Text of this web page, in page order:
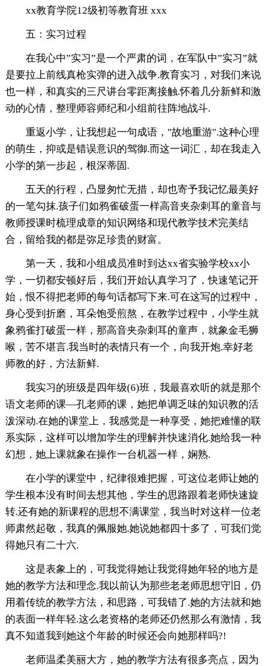
xx教育学院12级初等教育班 xxx
五：实习过程
在我心中”实习”是一个严肃的词，在军队中”实习”就
是要拉上前线真枪实弹的进入战争.教育实习，对我们来说
也一样，和真实的三尺讲台零距离接触.怀着几分新鲜和激
动的心情，整理师容师纪和小组前往阵地战斗.
重返小学，让我想起一句成语，"故地重游".这种心理
的萌生，抑或是错误意识的驾御.而这一词汇，却在我走入
小学的第一步起，根深蒂固.
五天的行程，凸显匆忙无措，却也寄予我记忆最美好
的一笔勾抹.孩子们如鸦雀破蛋一样高音夹杂刺耳的童音与
教师授课时梳理成章的知识网络和现代教学技术完美结
合，留给我的都是弥足珍贵的财富。
第一天，我和小组成员准时到达xx省实验学校xx小
学，一切都安顿好后，我们开始认真学习了，快速笔记开
始，恨不得把老师的每句话都写下来.可在这写的过程中，
身心受到折磨，耳朵饱受煎熬，在教学过程中，小学生就
象鸦雀打破蛋一样，那高音夹杂刺耳的童声，就象金毛狮
喉，苦不堪言.我当时的表情只有一个，向我开炮.幸好老
师教的好，方法新鲜.
我实习的班级是四年级(6)班，我最喜欢听的就是那个
语文老师的课—孔老师的课，她把单调乏味的知识教的活
泼深动.在她的课堂上，我感觉是一种享受，她把难懂的联
系实际，这样可以增加学生的理解并快速消化.她给我一种
幻想，她上课就象在操作一台机器一样，娴熟.
在小学的课堂中，纪律很难把握，可这位老师让她的
学生根本没有时间去想其他，学生的思路跟着老师快速旋
转.还有她的新课程的思想不满课堂，我当时对这样一位老
师肃然起敬，我真的佩服她.她说她都四十多了，可我们觉
得她只有二十六.
这是表象上的，可我觉得她让我觉得她年轻的地方是
她的教学方法和理念.我以前认为那些老老师思想守旧，仍
用着传统的教学方法，和思路，可我错了.她的方法就和她
的表面一样年轻.这么老资格的老师还仍然那么有激情，我
真不知道我到她这个年龄的时候还会向她那样吗?!
老师温柔美丽大方，她的教学方法有很多亮点，因为